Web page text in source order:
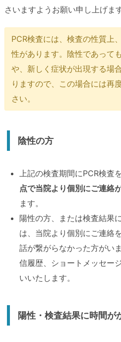
さいますようお願い申し上げます
PCR検査には、検査の性質上
性があります。陰性であって
や、新しく症状が出現する場
りますので、この場合には再
さい。
陰性の方
上記の検査期間にPCR検査
点で当院より個別にご連絡
ます。
陽性の方、または検査結果
は、当院より個別にご連絡
話が繋がらなかった方がい
信履歴、ショートメッセー
いいたします。
陽性・検査結果に時間が